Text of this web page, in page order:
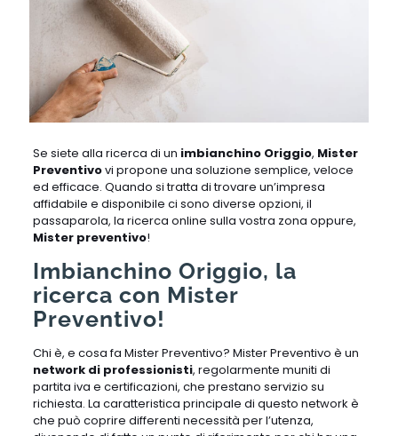
Se siete alla ricerca di un imbianchino Origgio, Mister
Preventivovi propone una soluzione semplice, veloce
ed efficace. Quando si tratta di trovare un’impresa
affidabile e disponibile ci sono diverse opzioni, il
passaparola, la ricerca online sulla vostra zona oppure,
Mister preventivo!
Imbianchino Origgio, la
ricerca con Mister
Preventivo!
Chi è, e cosa fa Mister Preventivo? Mister Preventivo è un
network di professionisti, regolarmente muniti di
partita iva e certificazioni, che prestano servizio su
richiesta. La caratteristica principale di questo network è
che può coprire differenti necessità per l’utenza,